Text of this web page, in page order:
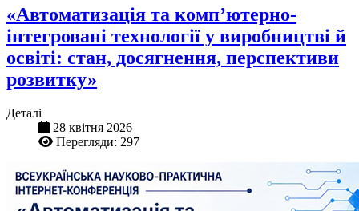
«Автоматизація та комп’ютерно-
інтегровані технології у виробництві й
освіті: стан, досягнення, перспективи
розвитку»
Деталі
28 квітня 2026
Перегляди: 297